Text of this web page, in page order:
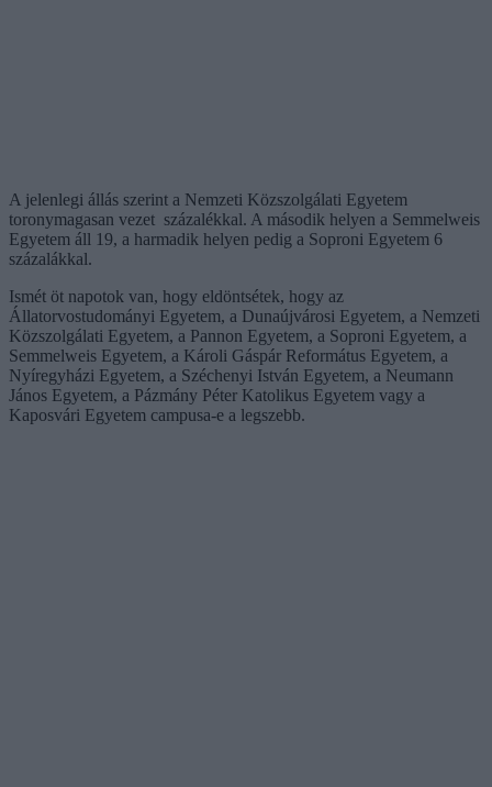
A jelenlegi állás szerint a Nemzeti Közszolgálati Egyetem
toronymagasan vezet százalékkal. A második helyen a Semmelweis
Egyetem áll 19, a harmadik helyen pedig a Soproni Egyetem 6
százalákkal.
Ismét öt napotok van, hogy eldöntsétek, hogy az
Állatorvostudományi Egyetem, a Dunaújvárosi Egyetem, a Nemzeti
Közszolgálati Egyetem, a Pannon Egyetem, a Soproni Egyetem, a
Semmelweis Egyetem, a Károli Gáspár Református Egyetem, a
Nyíregyházi Egyetem, a Széchenyi István Egyetem, a Neumann
János Egyetem, a Pázmány Péter Katolikus Egyetem vagy a
Kaposvári Egyetem campusa-e a legszebb.